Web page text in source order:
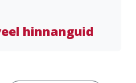
hinnanguid